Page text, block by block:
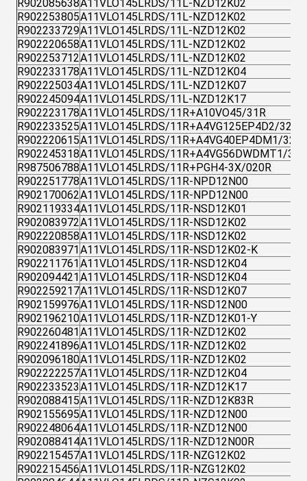
R902085638A11VLO145LRDS/11L-NZD12K02
R902253805A11VLO145LRDS/11L-NZD12K02
R902233729A11VLO145LRDS/11L-NZD12K02
R902220658A11VLO145LRDS/11L-NZD12K02
R902253712A11VLO145LRDS/11L-NZD12K02
R902233178A11VLO145LRDS/11L-NZD12K04
R902225034A11VLO145LRDS/11L-NZD12K07
R902245094A11VLO145LRDS/11L-NZD12K17
R902223178A11VLO145LRDS/11R+A10VO45/31R
R902233525A11VLO145LRDS/11R+A4VG125EP4D2/32R
R902220615A11VLO145LRDS/11R+A4VG40EP4DM1/32R
R902245318A11VLO145LRDS/11R+A4VG56DWDMT1/
R987506788A11VLO145LRDS/11R+PGH4-3X/020R
R902251778A11VLO145LRDS/11R-NPD12N00
R902170062A11VLO145LRDS/11R-NPD12N00
R902119334A11VLO145LRDS/11R-NSD12K01
R902083972A11VLO145LRDS/11R-NSD12K02
R902220858A11VLO145LRDS/11R-NSD12K02
R902083971 A11VLO145LRDS/11R-NSD12K02-K
R902211761 A11VLO145LRDS/11R-NSD12K04
R902094421 A11VLO145LRDS/11R-NSD12K04
R902259217A11VLO145LRDS/11R-NSD12K07
R902159976A11VLO145LRDS/11R-NSD12N00
R902196210A11VLO145LRDS/11R-NZD12K01-Y
R902260481 A11VLO145LRDS/11R-NZD12K02
R902241896A11VLO145LRDS/11R-NZD12K02
R902096180A11VLO145LRDS/11R-NZD12K02
R902222257A11VLO145LRDS/11R-NZD12K04
R902233523A11VLO145LRDS/11R-NZD12K17
R902088415A11VLO145LRDS/11R-NZD12K83R
R902155695A11VLO145LRDS/11R-NZD12N00
R902248064A11VLO145LRDS/11R-NZD12N00
R902088414A11VLO145LRDS/11R-NZD12N00R
R902215457A11VLO145LRDS/11R-NZG12K02
R902215456A11VLO145LRDS/11R-NZG12K02